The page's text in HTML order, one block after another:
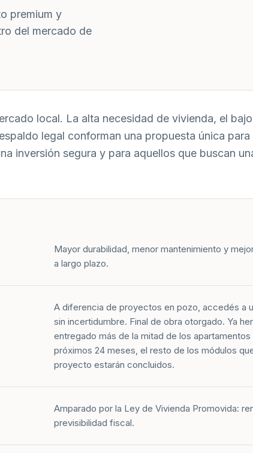
premium y
del mercado de
local. La alta necesidad de vivienda, el
legal conforman una propuesta única
inversión segura y para aquellos que buscan
Mayor durabilidad, menor mantenimiento y
a largo plazo.
A diferencia de proyectos en pozo, accedés a
sin incertidumbre. Final de obra otorgado. Ya
entregado más de la mitad de los
próximos 24 meses, el resto de los módulos
proyecto estarán concluidos.
Amparado por la Ley de Vivienda Promovida:
previsibilidad fiscal.